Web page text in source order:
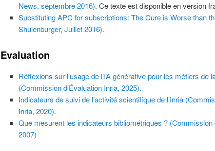
News, septembre 2016). Ce texte est disponible en version
Substituting APC for subscriptions: The Cure is Worse than
Shulenburger, Juillet 2016).
Evaluation
Réflexions sur l’usage de l’IA générative pour les métiers de
(Commission d’Évaluation Inria, 2025).
Indicateurs de suivi de l’activité scientifique de l’Inria
Inria, 2020).
Que mesurent les indicateurs bibliométriques ? (Commission
2007)